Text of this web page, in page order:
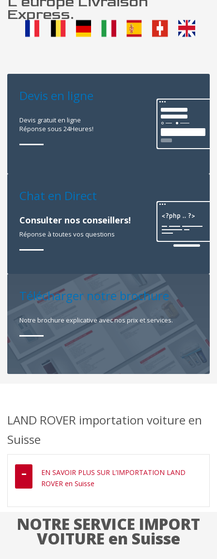
Express.
Devis en ligne
Devis gratuit en ligne
Réponse sous 24Heures!
Chat en Direct
Consulter nos conseillers!
Réponse à toutes vos questions
Télécharger notre brochure
Notre brochure explicative avec nos prix et services.
LAND ROVER importation voiture en
Suisse
EN SAVOIR PLUS SUR L’IMPORTATION LAND
ROVER en Suisse
NOTRE SERVICE IMPORT
VOITURE en Suisse